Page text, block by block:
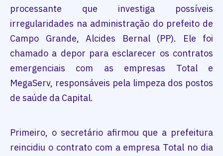
processante que investiga possíveis
irregularidades na administração do prefeito de
Campo Grande, Alcides Bernal (PP). Ele foi
chamado a depor para esclarecer os contratos
emergenciais com as empresas Total e
MegaServ, responsáveis pela limpeza dos postos
de saúde da Capital.
Primeiro, o secretário afirmou que a prefeitura
reincidiu o contrato com a empresa Total no dia